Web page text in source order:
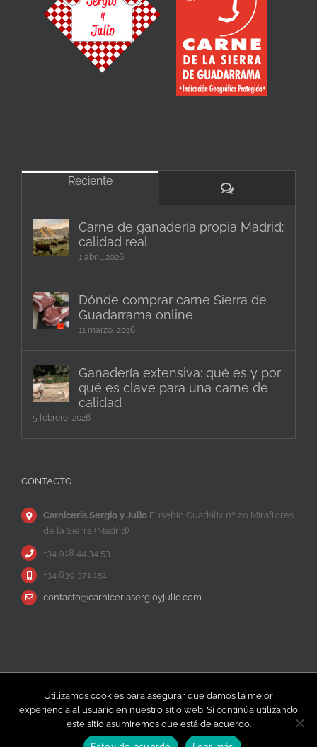
Reciente
Comentarios
Carne de ganadería propia Madrid:
calidad real
1 abril, 2026
Dónde comprar carne Sierra de
Guadarrama online
11 marzo, 2026
Ganadería extensiva: qué es y por
qué es clave para una carne de
calidad
5 febrero, 2026
CONTACTO
Carnicería Sergio y Julio Eusebio Guadalix nº 20 Miraflores
de la Sierra (Madrid)
+34 918 44 34 53
+34 639 371 151
contacto@carniceriasergioyjulio.com
Copyright © Carnicería Sergio y Julio | Información| Política de
Privacidad
FacebookInstagramYouTube
Utilizamos cookies para asegurar que damos la mejor
experiencia al usuario en nuestro sitio web. Si continúa utilizando
este sitio asumiremos que está de acuerdo.